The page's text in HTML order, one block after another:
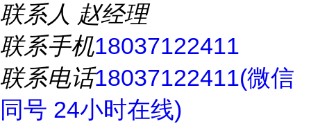
联系人 赵经理
联系手机18037122411
联系电话18037122411(微信
同号 24小时在线)